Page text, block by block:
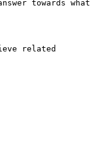
towards what
related